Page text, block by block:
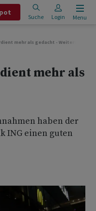
Suche Login Menu
mehr als gedacht - Weiterer
mehr als
haben der
ING einen guten